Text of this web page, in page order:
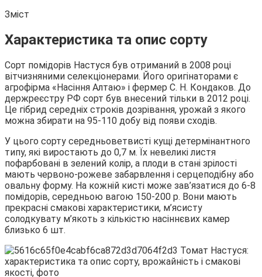
Зміст
Характеристика та опис сорту
Сорт помідорів Настуся був отриманий в 2008 році
вітчизняними селекціонерами. Його оригінаторами є
агрофірма «Насіння Алтаю» і фермер С. Н. Кондаков. До
держреєстру РФ сорт був внесений тільки в 2012 році.
Це гібрид середніх строків дозрівання, урожай з якого
можна збирати на 95-110 добу від появи сходів.
У цього сорту середньоветвисті кущі детермінантного
типу, які виростають до 0,7 м. Їх невеликі листя
пофарбовані в зелений колір, а плоди в стані зрілості
мають червоно-рожеве забарвлення і серцеподібну або
овальну форму. На кожній кисті може зав’язатися до 6-8
помідорів, середньою вагою 150-200 р. Вони мають
прекрасні смакові характеристики, м’ясисту
солодкувату м’якоть з кількістю насіннєвих камер
близько 6 шт.